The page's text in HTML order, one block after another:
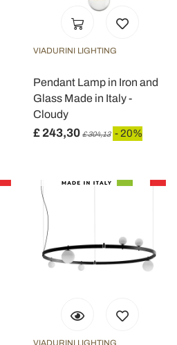
VIADURINI LIGHTING
Pendant Lamp in Iron and
Glass Made in Italy -
Cloudy
£ 243,30 £ 304,13 - 20%
VIADURINI LIGHTING